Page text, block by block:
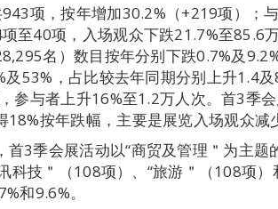
项，按年增加30.2%（+219项）；
至40项，入场观众下跌21.7%至85.6
名）数目按年分别下跌0.7%及
及53%，占比较去年同期分别上升1.4
参与者上升16%至1.2万人次。首3季
18%按年跌幅，主要是展览入场观众减
首3季会展活动以“商贸及管理＂为主
科技＂（108项）、“旅游＂（108项
和9.6%。